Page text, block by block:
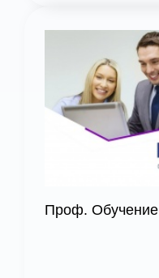
Проф. Обучение